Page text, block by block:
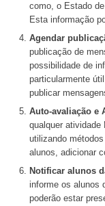
como, o Estado
Esta informação
Agendar
publicação de
possibilidade de
particularmente
publicar
Auto-avaliação e
qualquer
utilizando
alunos, adicionar
Notificar alunos
informe os alunos
poderão estar